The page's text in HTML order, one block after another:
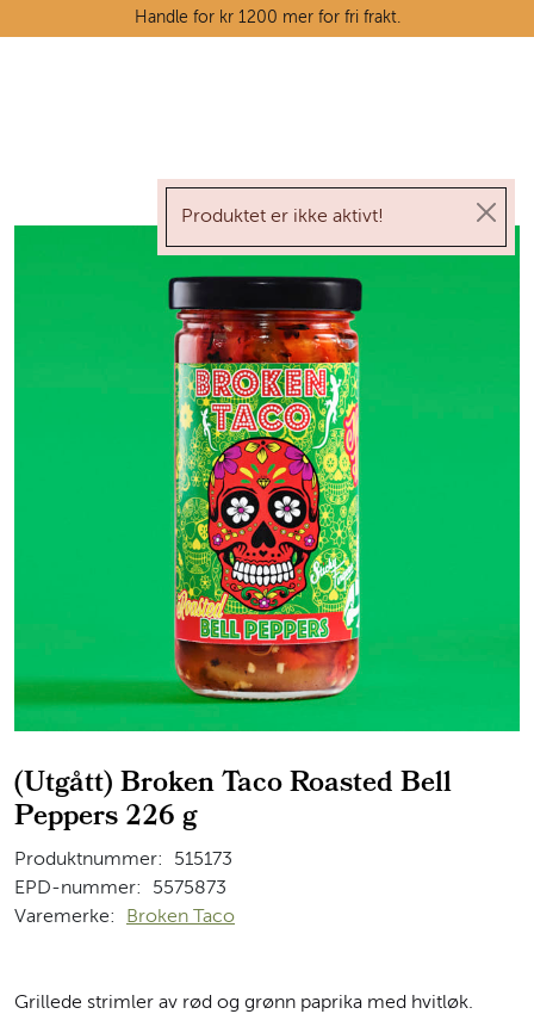
Skip to main contentHandle for kr 1200 mer for fri frakt.
Produktet er ikke aktivt!
(Utgått) Broken Taco Roasted Bell
Peppers 226 g
Produktnummer:
515173
EPD-nummer:
5575873
Varemerke:
Broken Taco
Grillede strimler av rød og grønn paprika med hvitløk.
Tørrvarehylla
Kunnskapshjørnet